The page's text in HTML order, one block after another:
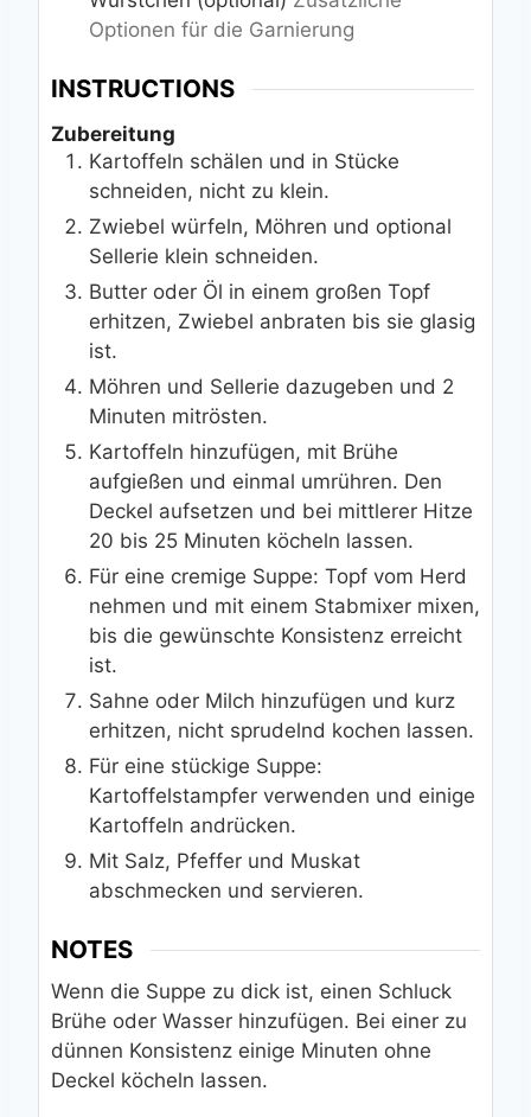
Optionen für die Garnierung
INSTRUCTIONS
Zubereitung
Kartoffeln schälen und in Stücke
schneiden, nicht zu klein.
Zwiebel würfeln, Möhren und optional
Sellerie klein schneiden.
Butter oder Öl in einem großen Topf
erhitzen, Zwiebel anbraten bis sie glasig
ist.
Möhren und Sellerie dazugeben und 2
Minuten mitrösten.
Kartoffeln hinzufügen, mit Brühe
aufgießen und einmal umrühren. Den
Deckel aufsetzen und bei mittlerer Hitze
20 bis 25 Minuten köcheln lassen.
Für eine cremige Suppe: Topf vom Herd
nehmen und mit einem Stabmixer mixen,
bis die gewünschte Konsistenz erreicht
ist.
Sahne oder Milch hinzufügen und kurz
erhitzen, nicht sprudelnd kochen lassen.
Für eine stückige Suppe:
Kartoffelstampfer verwenden und einige
Kartoffeln andrücken.
Mit Salz, Pfeffer und Muskat
abschmecken und servieren.
NOTES
Wenn die Suppe zu dick ist, einen Schluck
Brühe oder Wasser hinzufügen. Bei einer zu
dünnen Konsistenz einige Minuten ohne
Deckel köcheln lassen.